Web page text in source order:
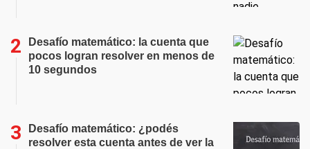
Desafío matemático: la cuenta que
pocos logran resolver en menos de
10 segundos
Desafío matemático: ¿podés
resolver esta cuenta antes de ver la